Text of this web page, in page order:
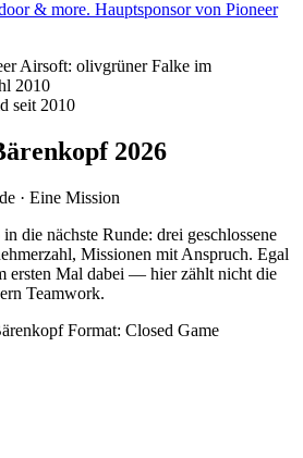
seit 2010
2026
· Eine Mission
die nächste Runde: drei geschlossene
Missionen mit Anspruch. Egal
ersten Mal dabei — hier zählt nicht die
Teamwork.
Format: Closed Game